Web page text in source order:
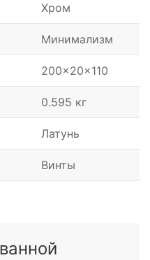
Хром
Минимализм
200x20x110
0.595 кг
Латунь
Винты